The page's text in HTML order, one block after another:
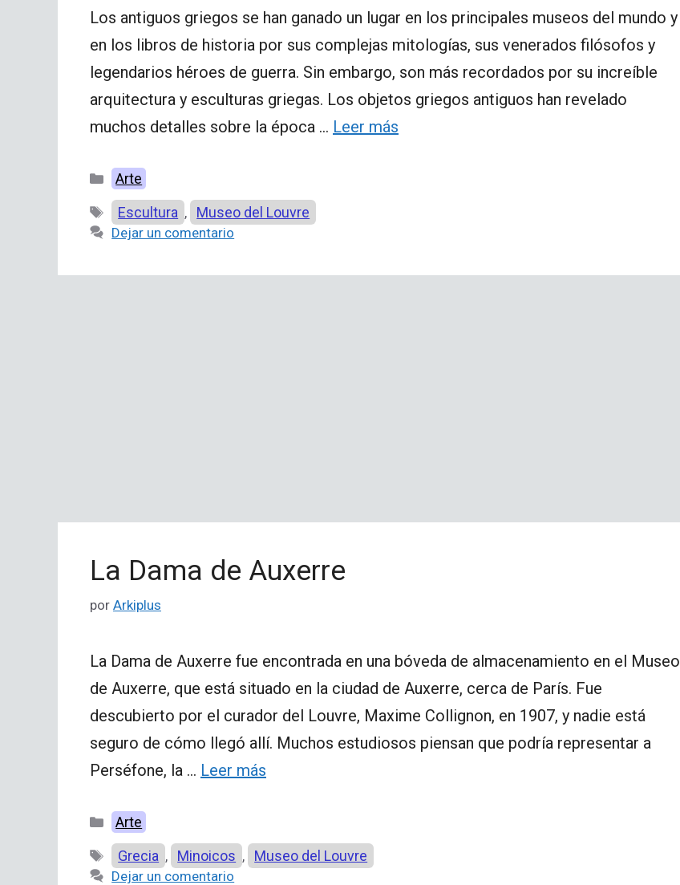
Los antiguos griegos se han ganado un lugar en los principales museos del mundo y
en los libros de historia por sus complejas mitologías, sus venerados filósofos y
legendarios héroes de guerra. Sin embargo, son más recordados por su increíble
arquitectura y esculturas griegas. Los objetos griegos antiguos han revelado
muchos detalles sobre la época … Leer más
Categorías
Arte
Etiquetas
Escultura , Museo del Louvre
Dejar un comentario
La Dama de Auxerre
por Arkiplus
La Dama de Auxerre fue encontrada en una bóveda de almacenamiento en el Museo
de Auxerre, que está situado en la ciudad de Auxerre, cerca de París. Fue
descubierto por el curador del Louvre, Maxime Collignon, en 1907, y nadie está
seguro de cómo llegó allí. Muchos estudiosos piensan que podría representar a
Perséfone, la … Leer más
Categorías
Arte
Etiquetas
Grecia , Minoicos , Museo del Louvre
Dejar un comentario